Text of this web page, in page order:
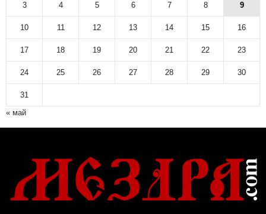
3 4 5 6 7 8 9
10 11 12 13 14 15 16
17 18 19 20 21 22 23
24 25 26 27 28 29 30
31
« май